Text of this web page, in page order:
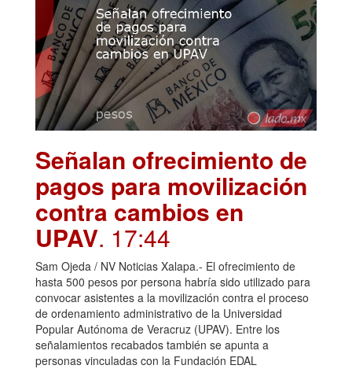
Señalan ofrecimiento de
pagos para movilización
contra cambios en
UPAV. 17:44
Sam Ojeda / NV Noticias Xalapa.- El ofrecimiento de
hasta 500 pesos por persona habría sido utilizado para
convocar asistentes a la movilización contra el proceso
de ordenamiento administrativo de la Universidad
Popular Autónoma de Veracruz (UPAV). Entre los
señalamientos recabados también se apunta a
personas vinculadas con la Fundación EDAL